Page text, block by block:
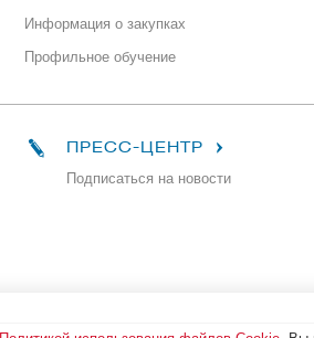
Информация о закупках
Профильное обучение
ПРЕСС-ЦЕНТР
Подписаться на новости